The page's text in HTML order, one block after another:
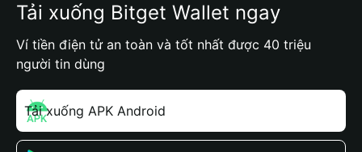
Tải xuống Bitget Wallet ngay
Ví tiền điện tử an toàn và tốt nhất được 40 triệu
người tin dùng
Tải xuống APK Android